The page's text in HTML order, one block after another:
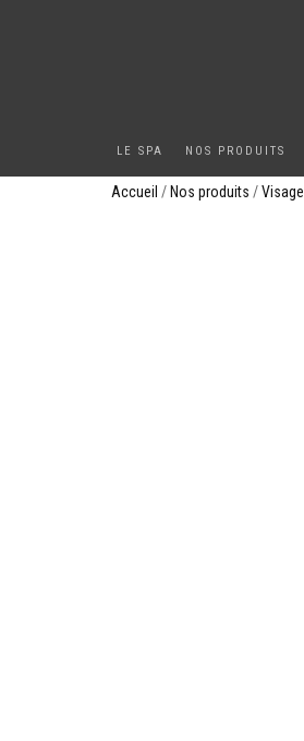
LE SPA NOS PRODUITS
Accueil / Nos produits /Visage